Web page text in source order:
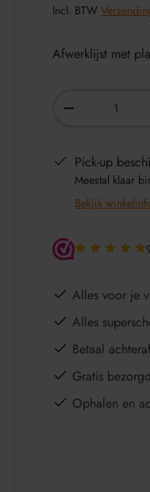
Incl. BTW
Afwerklijst met
-
Pick-up
Meestal klaar
Bekijk
Alles voor je
Alles
Betaal
Gratis
Ophalen en